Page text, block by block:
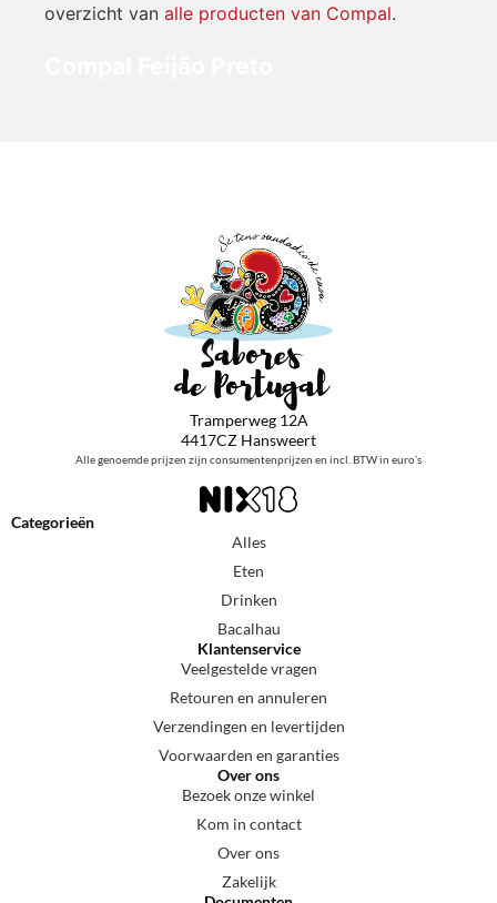
overzicht van alle producten van Compal.
Tramperweg 12A
4417CZ Hansweert
Alle genoemde prijzen zijn consumentenprijzen en incl. BTW in euro’s
Categorieën
Alles
Eten
Drinken
Bacalhau
Klantenservice
Veelgestelde vragen
Retouren en annuleren
Verzendingen en levertijden
Voorwaarden en garanties
Over ons
Bezoek onze winkel
Kom in contact
Over ons
Zakelijk